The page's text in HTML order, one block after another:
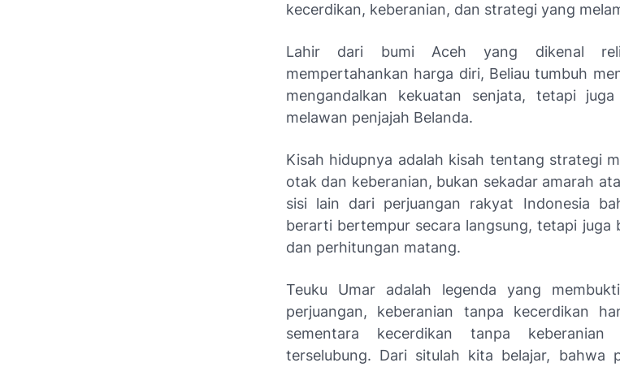
kecerdikan, keberanian, dan strategi yang
Lahir dari bumi Aceh yang dikenal
mempertahankan harga diri, Beliau tumbuh
mengandalkan kekuatan senjata, tetapi
melawan penjajah Belanda.
Kisah hidupnya adalah kisah tentang strategi
otak dan keberanian, bukan sekadar amarah
sisi lain dari perjuangan rakyat Indonesia
berarti bertempur secara langsung, tetapi juga
dan perhitungan matang.
Teuku Umar adalah legenda yang
perjuangan, keberanian tanpa kecerdikan
sementara kecerdikan tanpa
terselubung. Dari situlah kita belajar, bahwa